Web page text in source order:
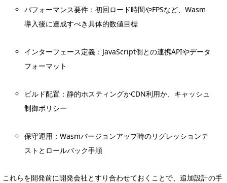
パフォーマンス要件：初回ロード時間やFPSなど、Wasm
導入後に達成すべき具体的数値目標
インターフェース定義：JavaScript側との連携APIやデータ
フォーマット
ビルド配置：静的ホスティングかCDN利用か、キャッシュ
制御ポリシー
保守運用：Wasmバージョンアップ時のリグレッションテ
ストとロールバック手順
これらを開発前に開発会社とすり合わせておくことで、追加設計の手